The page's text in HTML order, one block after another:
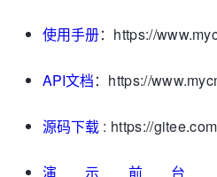
使用手册：https://
API文档：https://
源码下载 : https://
演示前台